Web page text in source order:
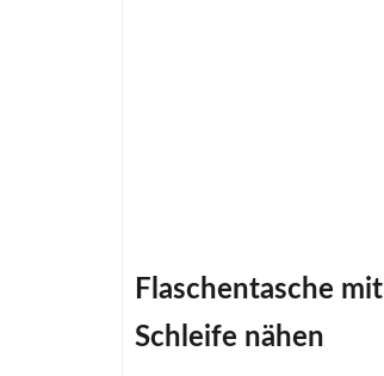
Flaschentasche mit
Schleife nähen